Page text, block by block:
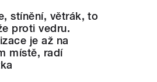
stínění, větrák, to
proti vedru.
je až na
místě, radí